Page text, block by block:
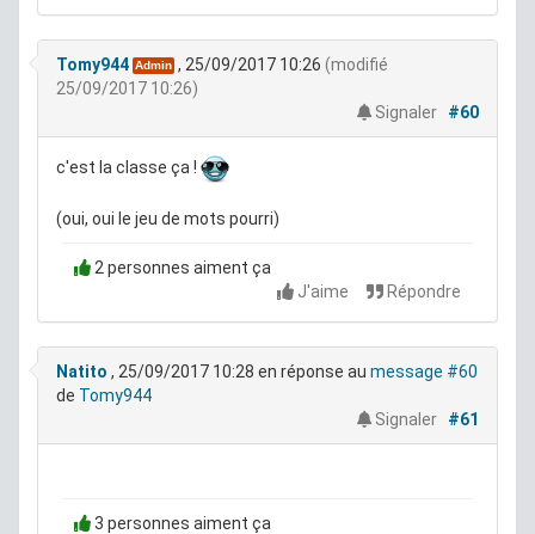
Tomy944 Admin , 25/09/2017 10:26 (modifié
25/09/2017 10:26)
Signaler
#60
c'est la classe ça !
(oui, oui le jeu de mots pourri)
2 personnes aiment ça
J'aime
Répondre
Natito , 25/09/2017 10:28 en réponse au message #60
de Tomy944
Signaler
#61
3 personnes aiment ça